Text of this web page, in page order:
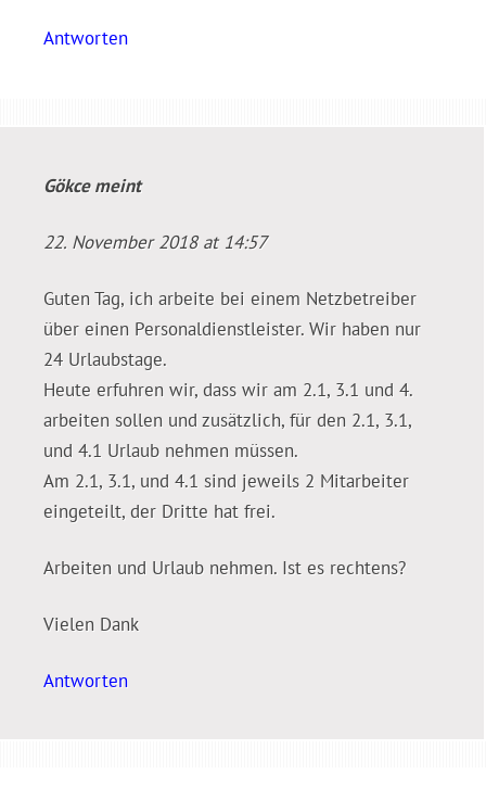
Antworten
Gökcemeint
22. November 2018 at 14:57
Guten Tag, ich arbeite bei einem Netzbetreiber
über einen Personaldienstleister. Wir haben nur
24 Urlaubstage.
Heute erfuhren wir, dass wir am 2.1, 3.1 und 4.
arbeiten sollen und zusätzlich, für den 2.1, 3.1,
und 4.1 Urlaub nehmen müssen.
Am 2.1, 3.1, und 4.1 sind jeweils 2 Mitarbeiter
eingeteilt, der Dritte hat frei.
Arbeiten und Urlaub nehmen. Ist es rechtens?
Vielen Dank
Antworten